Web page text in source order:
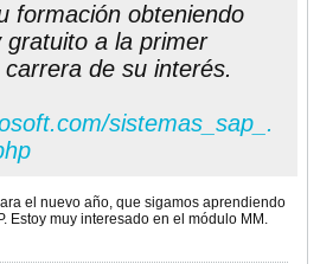
formación obteniendo
gratuito a la primer
de su interés.
sistemas_sap_.
el nuevo año, que sigamos aprendiendo
Estoy muy interesado en el módulo MM.